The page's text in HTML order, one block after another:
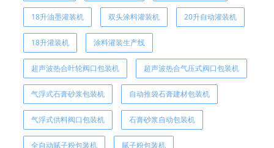
18升油墨灌装机 双头涂料灌装机 20升自动灌装机
18升灌装机 涂料灌装生产线
超声波热合叶轮阀口包装机 超声波热合气压式阀口包装机
气浮式石膏砂浆包装机 自动推袋石膏建材包装机
气浮式供料阀口包装机 石膏砂浆自动包装机
全自动腻子粉包装机 腻子粉包装机